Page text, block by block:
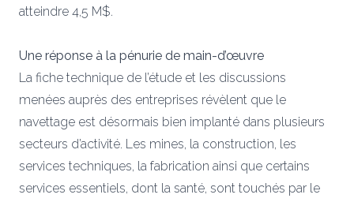
atteindre 4,5 M$.
Une réponse à la pénurie de main-d’œuvre
La fiche technique de l’étude et les discussions
menées auprès des entreprises révèlent que le
navettage est désormais bien implanté dans plusieurs
secteurs d’activité. Les mines, la construction, les
services techniques, la fabrication ainsi que certains
services essentiels, dont la santé, sont touchés par le